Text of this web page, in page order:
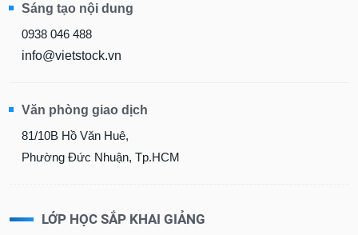
Sáng tạo nội dung
0938 046 488
info@vietstock.vn
Văn phòng giao dịch
81/10B Hồ Văn Huê,
Phường Đức Nhuận, Tp.HCM
LỚP HỌC SẮP KHAI GIẢNG